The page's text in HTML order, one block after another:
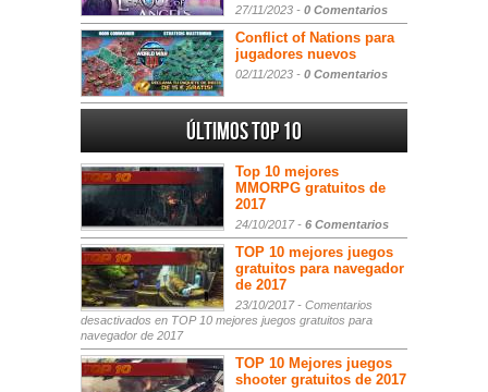
27/11/2023 - 0 Comentarios
Conflict of Nations para
jugadores nuevos
02/11/2023 - 0 Comentarios
Últimos Top 10
Top 10 mejores
MMORPG gratuitos de
2017
24/10/2017 - 6 Comentarios
TOP 10 mejores juegos
gratuitos para navegador
de 2017
23/10/2017 - Comentarios
desactivados en TOP 10 mejores juegos gratuitos para
navegador de 2017
TOP 10 Mejores juegos
shooter gratuitos de 2017